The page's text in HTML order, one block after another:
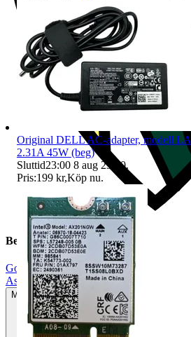
Beskrivning
Gott använt skick |
Asus
Mindre tecken på användning
Original DELL AC-adapter, modell
2.31A 45W (beg)
Sluttid23:00 8 aug 23:00.
Pris:199 kr,Köp nu.